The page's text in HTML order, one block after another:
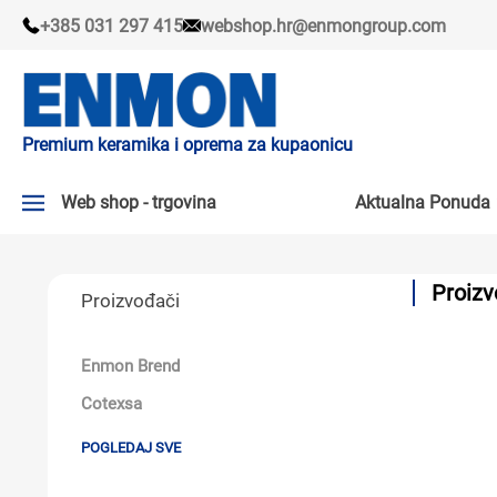
+385 031 297 415 webshop.hr@enmongroup.com
Premium keramika i oprema za kupaonicu
Web shop - trgovina
PLOČICE
KADE I KABINE
SANITARIJE
Aktualna Ponuda
Proizvođači
Enmon Brend
Cotexsa
POGLEDAJ SVE